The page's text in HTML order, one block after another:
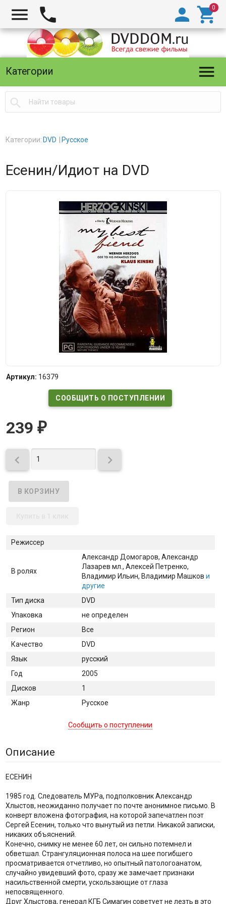
  

Категории 

Категории: DVD Русское
Есенин/Идиот на DVD
Артикул: 16379
СООБЩИТЬ О ПОСТУПЛЕНИИ
239 ₽
 
Режиссер
В ролях
Александр Домогаров, Александр
Лазарев мл. , Алексей Петренко,
Владимир Ильин, Владимир Машков и
другие
Тип диска
DVD
Упаковка
не определен
Регион
Все
Качество
DVD
Язык
русский
Год
2005
Дисков
1
Жанр
Русское
Сообщить о поступлении
Описание
ЕСЕНИН
1985 год. Следователь МУРа, подполковник Александр
Хлыстов, неожиданно получает по почте анонимное письмо. В
конверт вложена фотография, на которой запечатлен поэт
Сергей Есенин, только что вынутый из петли. Никакой записки,
никаких объяснений.
Конечно, снимку не менее 60 лет, он сильно потемнел и
обветшал. Странгуляционная полоса на шее погибшего
просматривается отчетливо, но опытный патологоанатом,
случайно увидевший фото, сразу же замечает признаки
насильственной смерти, ускользающие от глаза
непосвященного.
Друг Хлыстова, генерал КГБ Симагин советует не лезть в это